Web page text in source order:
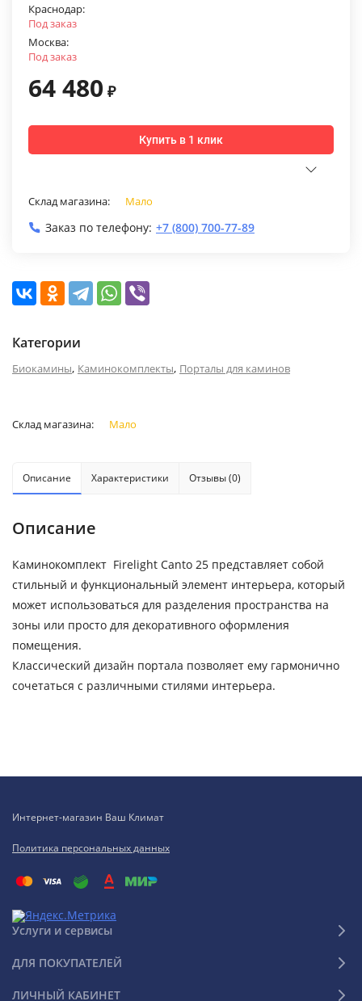
Краснодар:
Под заказ
Москва:
Под заказ
64 480 ₽
Купить в 1 клик
Склад магазина: Мало
Заказ по телефону: +7 (800) 700-77-89
Категории
Биокамины, Каминокомплекты, Порталы для каминов
Склад магазина: Мало
Описание Характеристики Отзывы (0)
Описание
Каминокомплект Firelight Canto 25 представляет собой
стильный и функциональный элемент интерьера, который
может использоваться для разделения пространства на
зоны или просто для декоративного оформления
помещения.
Классический дизайн портала позволяет ему гармонично
сочетаться с различными стилями интерьера.
Интернет-магазин Ваш Климат
Политика персональных данных
Услуги и сервисы
ДЛЯ ПОКУПАТЕЛЕЙ
ЛИЧНЫЙ КАБИНЕТ